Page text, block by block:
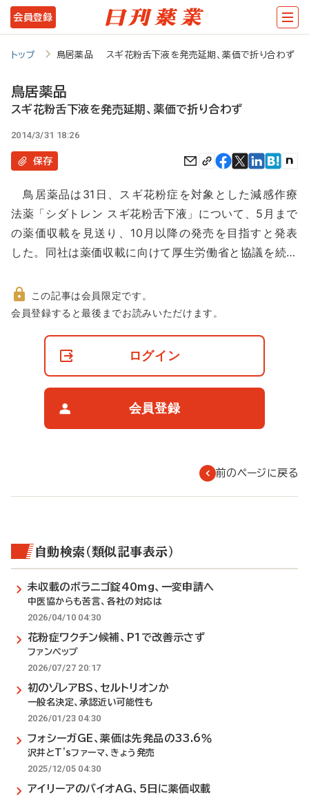
メ
イ
ン
ツ
移
動
会員登録
トップ 鳥居薬品 スギ花粉舌下液を発売延期、薬価で折り合わず
鳥居薬品
スギ花粉舌下液を発売延期、薬価で折り合わず
2014/3/31 18:26
保存
鳥居薬品は31日、スギ花粉症を対象とした減感作療
法薬「シダトレン スギ花粉舌下液」について、5月まで
の薬価収載を見送り、10月以降の発売を目指すと発表
した。同社は薬価収載に向けて厚生労働省と協議を続…
非
この記事は会員限定です。
会員登録すると最後までお読みいただけます。
ログイン
会員登録
前のページに戻る
自動検索（類似記事表示）
未収載のボラニゴ錠40mg、一変申請へ
中医協からも苦言、各社の対応は
2026/04/10 04:30
花粉症ワクチン候補、P1で改善示さず
ファンペップ
2026/07/27 20:17
初のゾレアBS、セルトリオンか
一般名決定、承認近い可能性も
2026/01/23 04:30
フォシーガGE、薬価は先発品の33.6％
沢井とT'sファーマ、きょう発売
2025/12/05 04:30
アイリーアのバイオAG、5日に薬価収載